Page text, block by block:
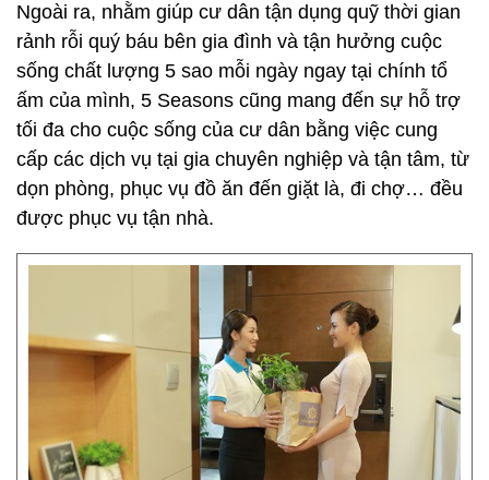
Ngoài ra, nhằm giúp cư dân tận dụng quỹ thời gian
rảnh rỗi quý báu bên gia đình và tận hưởng cuộc
sống chất lượng 5 sao mỗi ngày ngay tại chính tổ
ấm của mình, 5 Seasons cũng mang đến sự hỗ trợ
tối đa cho cuộc sống của cư dân bằng việc cung
cấp các dịch vụ tại gia chuyên nghiệp và tận tâm, từ
dọn phòng, phục vụ đồ ăn đến giặt là, đi chợ… đều
được phục vụ tận nhà.